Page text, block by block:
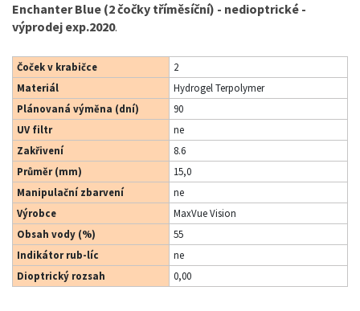
Enchanter Blue (2 čočky tříměsíční) - nedioptrické -
výprodej exp.2020.
Čoček v krabičce
2
Materiál
Hydrogel Terpolymer
Plánovaná výměna (dní)
90
UV filtr
ne
Zakřivení
8.6
Průměr (mm)
15,0
Manipulační zbarvení
ne
Výrobce
MaxVue Vision
Obsah vody (%)
55
Indikátor rub-líc
ne
Dioptrický rozsah
0,00